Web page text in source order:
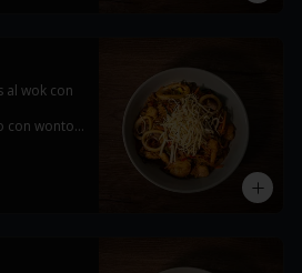
al wok con
con wonton
con